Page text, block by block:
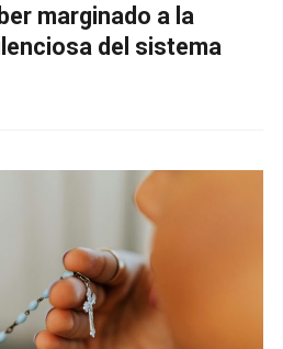
marginado a la
del sistema